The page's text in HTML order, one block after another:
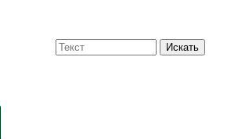
Искать